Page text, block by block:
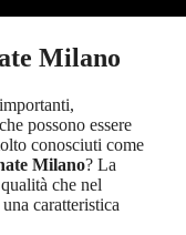
Milano
possono essere
conosciuti come
Milano? La
che nel
una caratteristica